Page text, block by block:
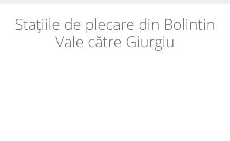
Stațiile de plecare din Bolintin
Vale către Giurgiu